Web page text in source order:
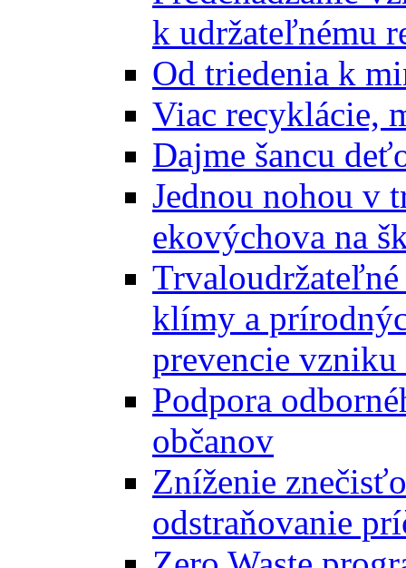
k udržateľnému
Od triedenia k
Viac recyklácie,
Dajme šancu
Jednou nohou v
ekovýchova na
klímy a
prevencie vzniku
Podpora
občanov
Zníženie
odstraňovanie